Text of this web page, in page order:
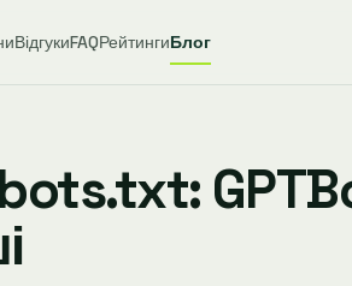
ВідгукиFAQРейтингиБлог